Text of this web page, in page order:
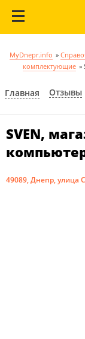
MyDnepr.info »
комплектующие »
Главная Отзывы
SVEN,
49089, Днепр, улица